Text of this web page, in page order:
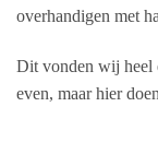
overhandigen met
Dit vonden wij heel
even, maar hier